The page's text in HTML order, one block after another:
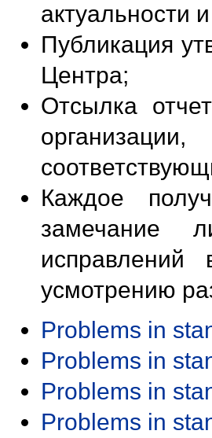
актуальности
Публикация
Центра;
Отсылка
Каждое
замечание
исправлений
усмотрению
Problems in
Problems in
Problems in
Problems in